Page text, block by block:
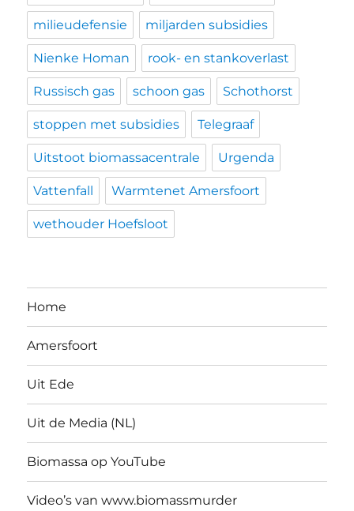
milieudefensie miljarden subsidies
Nienke Homan rook- en stankoverlast
Russisch gas schoon gas Schothorst
stoppen met subsidies Telegraaf
Uitstoot biomassacentrale Urgenda
Vattenfall Warmtenet Amersfoort
wethouder Hoefsloot
Home
Amersfoort
Uit Ede
Uit de Media (NL)
Biomassa op YouTube
Video’s van www.biomassmurder